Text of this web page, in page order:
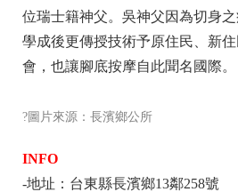
位瑞士籍神父。吳神父因為切身之
學成後更傳授技術予原住民、新
會，也讓腳底按摩自此聞名國際。
?圖片來源：長濱鄉公所
INFO
-地址：台東縣長濱鄉13鄰258號